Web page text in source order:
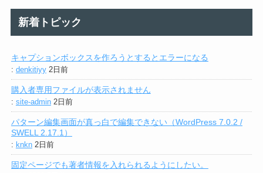
新着トピック
キャプションボックスを作ろうとするとエラーになる
: denkitiyy 2日前
購入者専用ファイルが表示されません
: site-admin 2日前
パターン編集画面が真っ白で編集できない（WordPress 7.0.2 /
SWELL 2.17.1）
: knkn 2日前
固定ページでも著者情報を入れられるようにしたい。